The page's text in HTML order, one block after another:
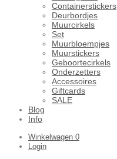
Containerstickers
Deurbordjes
Muurcirkels
Set
Muurbloempjes
Muurstickers
Geboortecirkels
Onderzetters
Accessoires
Giftcards
SALE
Blog
Info
Winkelwagen 0
Login